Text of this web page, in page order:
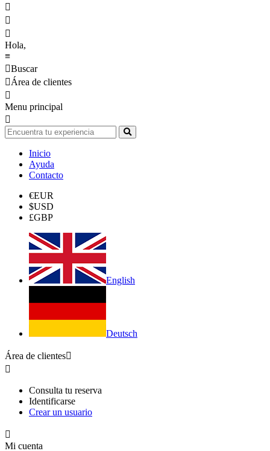



Hola,
≡
Buscar
Área de clientes

Menu principal

Inicio
Ayuda
Contacto
€EUR
$USD
£GBP
English
Deutsch
Área de clientes

Consulta tu reserva
Identificarse
Crear un usuario

Mi cuenta